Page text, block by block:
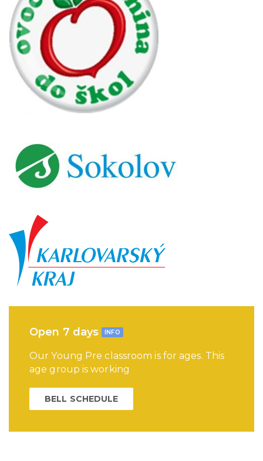
Open 7 days INFO
Our Young Pre classroom is for ages. This
age group is working
BELL SCHEDULE